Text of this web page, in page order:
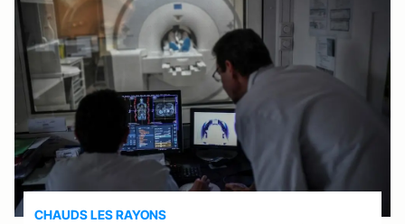
CHAUDS LES RAYONS